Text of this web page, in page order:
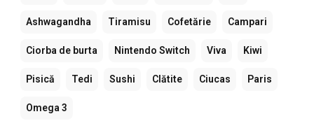
Ashwagandha Tiramisu Cofetărie Campari
Ciorba de burta Nintendo Switch Viva Kiwi
Pisică Tedi Sushi Clătite Ciucas Paris
Omega 3